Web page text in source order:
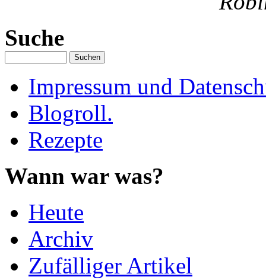
Suche
Impressum und
Blogroll.
Rezepte
Wann war was?
Heute
Archiv
Zufälliger Artikel